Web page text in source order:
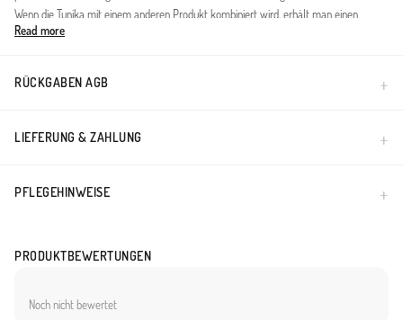
Wenn die Tunika mit einem anderen Produkt kombiniert wird, erhält man einen
schönen Anzug. Jede Kleidungsseite ist die bevorzugte Nullkragenform. Es ist für vier
Made in Türkiye
Read more
RÜCKGABEN AGB
LIEFERUNG & ZAHLUNG
PFLEGEHINWEISE
PRODUKTBEWERTUNGEN
Noch nicht bewertet